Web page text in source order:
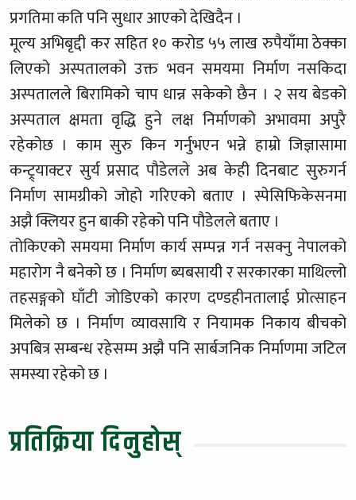
प्रगतिमा कति पनि सुधार आएको देखिदैन ।
मूल्य अभिबृद्दी कर सहित १० करोड ५५ लाख रुपैयाँमा ठेक्का
लिएको अस्पतालको उक्त भवन समयमा निर्माण नसकिदा
अस्पतालले बिरामिको चाप धान्न सकेको छैन । २ सय बेडको
अस्पताल क्षमता वृद्धि हुने लक्ष निर्माणको अभावमा अपुरै
रहेकोछ । काम सुरु किन गर्नुभएन भन्ने हाम्रो जिज्ञासामा
कन्ट्र्याक्टर सुर्य प्रसाद पौडेलले अब केही दिनबाट सुरुगर्न
निर्माण सामग्रीको जोहो गरिएको बताए । स्पेसिफिकेसनमा
अझै क्लियर हुन बाकी रहेको पनि पौडेलले बताए ।
तोकिएको समयमा निर्माण कार्य सम्पन्न गर्न नसक्नु नेपालको
महारोग नै बनेको छ । निर्माण ब्यबसायी र सरकारका माथिल्लो
तहसङ्गको घाँटी जोडिएको कारण दण्डहीनतालाई प्रोत्साहन
मिलेको छ । निर्माण व्यावसायि र नियामक निकाय बीचको
अपबित्र सम्बन्ध रहेसम्म अझै पनि सार्बजनिक निर्माणमा जटिल
समस्या रहेको छ ।
प्रतिक्रिया दिनुहोस्